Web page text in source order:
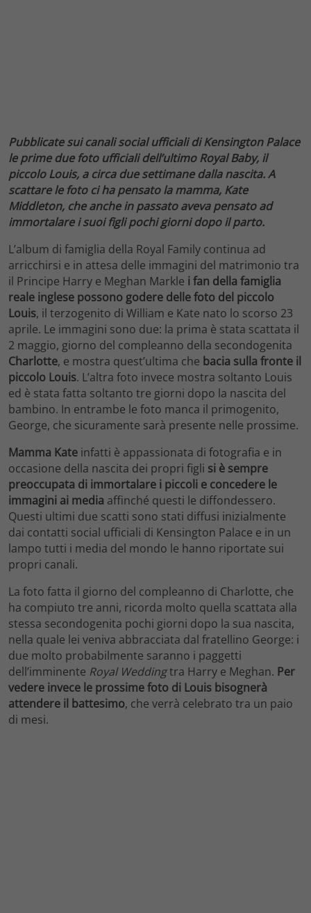
Pubblicate sui canali social ufficiali di Kensington Palace
le prime due foto ufficiali dell’ultimo Royal Baby, il
piccolo Louis, a circa due settimane dalla nascita. A
scattare le foto ci ha pensato la mamma, Kate
Middleton, che anche in passato aveva pensato ad
immortalare i suoi figli pochi giorni dopo il parto.
L’album di famiglia della Royal Family continua ad
arricchirsi e in attesa delle immagini del matrimonio tra
il Principe Harry e Meghan Markle i fan della famiglia
reale inglese possono godere delle foto del piccolo
Louis, il terzogenito di William e Kate nato lo scorso 23
aprile. Le immagini sono due: la prima è stata scattata il
2 maggio, giorno del compleanno della secondogenita
Charlotte, e mostra quest’ultima che bacia sulla fronte il
piccolo Louis. L’altra foto invece mostra soltanto Louis
ed è stata fatta soltanto tre giorni dopo la nascita del
bambino. In entrambe le foto manca il primogenito,
George, che sicuramente sarà presente nelle prossime.
Mamma Kate infatti è appassionata di fotografia e in
occasione della nascita dei propri figli si è sempre
preoccupata di immortalare i piccoli e concedere le
immagini ai media affinché questi le diffondessero.
Questi ultimi due scatti sono stati diffusi inizialmente
dai contatti social ufficiali di Kensington Palace e in un
lampo tutti i media del mondo le hanno riportate sui
propri canali.
La foto fatta il giorno del compleanno di Charlotte, che
ha compiuto tre anni, ricorda molto quella scattata alla
stessa secondogenita pochi giorni dopo la sua nascita,
nella quale lei veniva abbracciata dal fratellino George: i
due molto probabilmente saranno i paggetti
dell’imminente Royal Weddingtra Harry e Meghan. Per
vedere invece le prossime foto di Louis bisognerà
attendere il battesimo, che verrà celebrato tra un paio
di mesi.